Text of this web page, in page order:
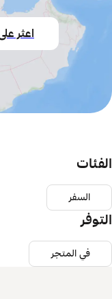
اعثر
الفئات
السفر
التوفر
في المتجر